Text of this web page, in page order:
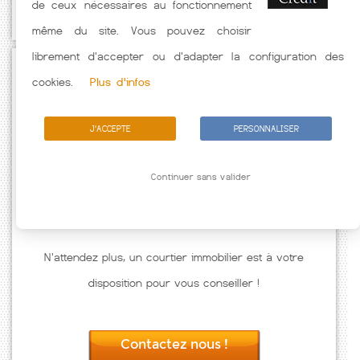
caractéristiques de l'emprunteur.
N'attendez plus, un courtier immobilier est à votre
disposition pour vous conseiller !
Contactez nous !
de ceux nécessaires au fonctionnement
même du site. Vous pouvez choisir
librement d'accepter ou d'adapter la configuration des
cookies.
Plus d'infos
J'ACCEPTE PERSONNALISER
Continuer sans valider